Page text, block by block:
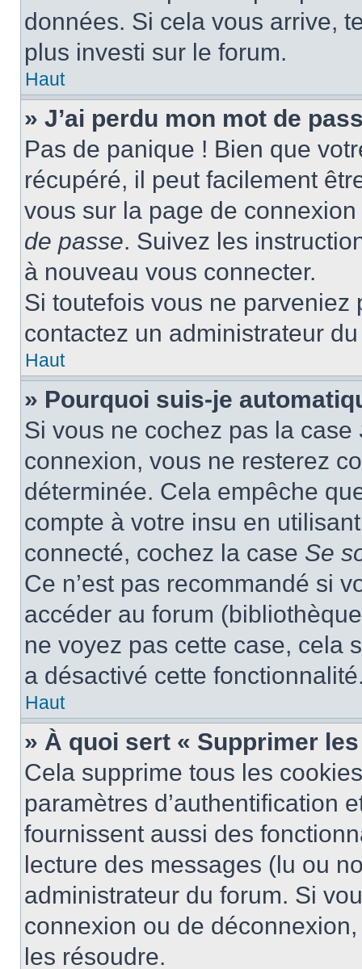
données. Si cela vous arrive,
plus investi sur le forum.
Haut
» J’ai perdu mon mot de
Pas de panique ! Bien que
récupéré, il peut facilement
vous sur la page de
de passe. Suivez les
à nouveau vous connecter.
Si toutefois vous ne
contactez un administrateur
Haut
» Pourquoi suis-je
Si vous ne cochez pas la case
connexion, vous ne resterez
déterminée. Cela empêche
compte à votre insu en
connecté, cochez la case Se
Ce n’est pas recommandé si
accéder au forum
ne voyez pas cette case, cela
a désactivé cette
Haut
» À quoi sert « Supprimer
Cela supprime tous les
paramètres d’authentification
fournissent aussi des
lecture des messages (lu ou
administrateur du forum. Si
connexion ou de
les résoudre.